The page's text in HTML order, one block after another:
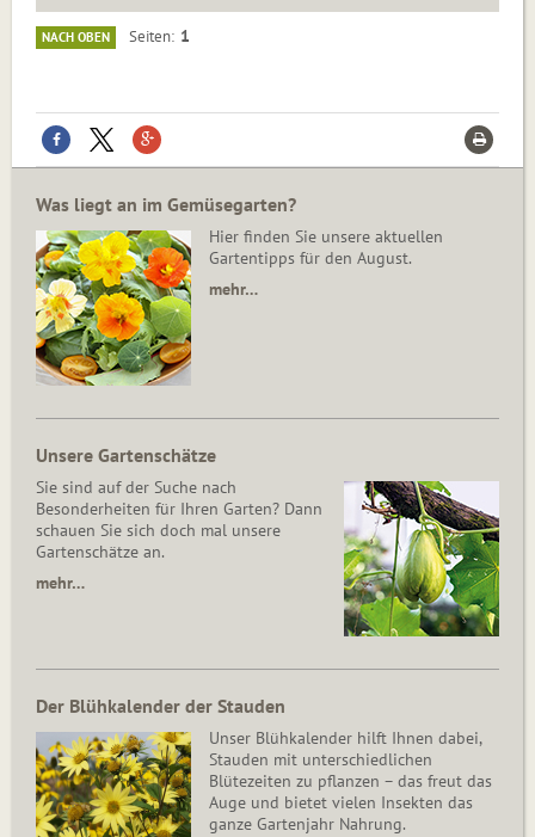
NACH OBEN Seiten 1
Was liegt an im Gemüsegarten?
Hier finden Sie unsere aktuellen
Gartentipps für den August.
mehr…
Unsere Gartenschätze
Sie sind auf der Suche nach
Besonderheiten für Ihren Garten? Dann
schauen Sie sich doch mal unsere
Gartenschätze an.
mehr…
Der Blühkalender der Stauden
Unser Blühkalender hilft Ihnen dabei,
Stauden mit unterschiedlichen
Blütezeiten zu pflanzen – das freut das
Auge und bietet vielen Insekten das
ganze Gartenjahr Nahrung.